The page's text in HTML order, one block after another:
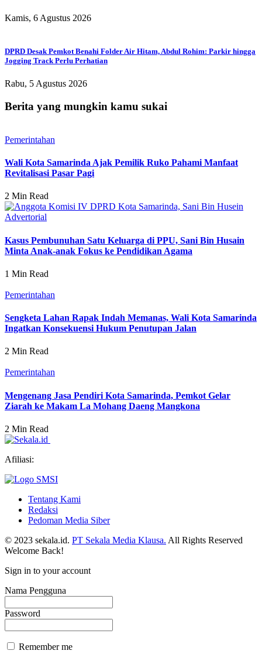
Kamis, 6 Agustus 2026
DPRD Desak Pemkot Benahi Folder Air Hitam, Abdul Rohim: Parkir hingga
Jogging Track Perlu Perhatian
Rabu, 5 Agustus 2026
Berita yang mungkin kamu sukai
Pemerintahan
Wali Kota Samarinda Ajak Pemilik Ruko Pahami Manfaat
Revitalisasi Pasar Pagi
2 Min Read
Advertorial
Kasus Pembunuhan Satu Keluarga di PPU, Sani Bin Husain
Minta Anak-anak Fokus ke Pendidikan Agama
1 Min Read
Pemerintahan
Sengketa Lahan Rapak Indah Memanas, Wali Kota Samarinda
Ingatkan Konsekuensi Hukum Penutupan Jalan
2 Min Read
Pemerintahan
Mengenang Jasa Pendiri Kota Samarinda, Pemkot Gelar
Ziarah ke Makam La Mohang Daeng Mangkona
2 Min Read
Afiliasi:
Tentang Kami
Redaksi
Pedoman Media Siber
© 2023 sekala.id. PT Sekala Media Klausa. All Rights Reserved
Welcome Back!
Sign in to your account
Nama Pengguna
Password
Remember me